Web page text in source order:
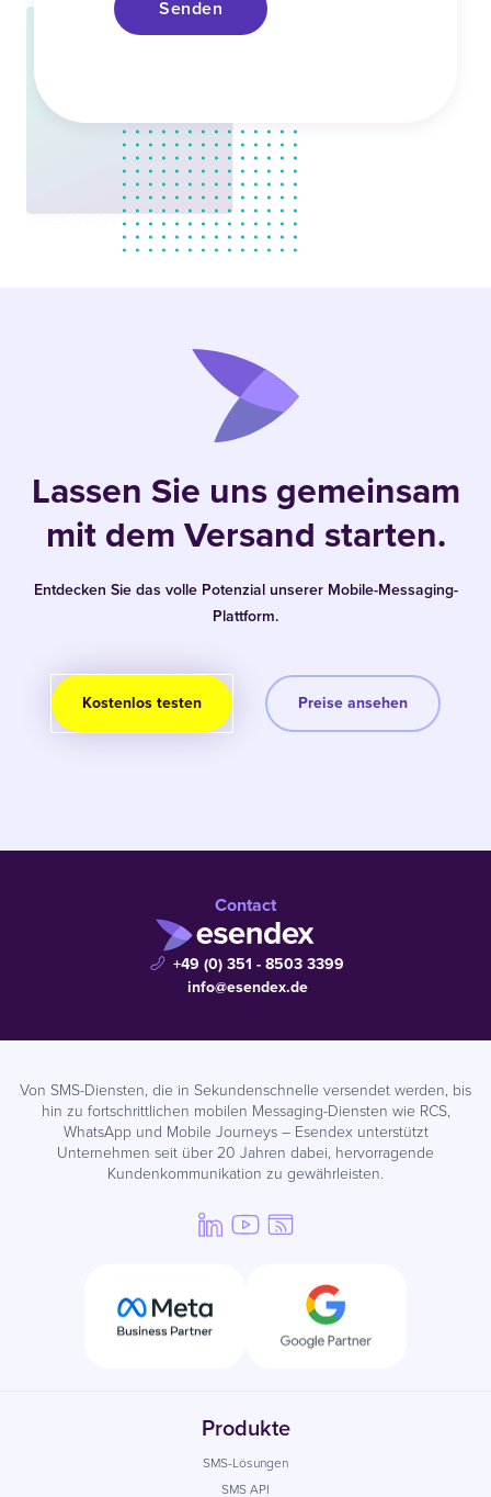
Senden
Lassen Sie uns gemeinsam
mit dem Versand starten.
Entdecken Sie das volle Potenzial unserer Mobile-Messaging-
Plattform.
Kostenlos testen Preise ansehen
Contact
+49 (0) 351 - 8503 3399
info@esendex.de
Von SMS-Diensten, die in Sekundenschnelle versendet werden, bis
hin zu fortschrittlichen mobilen Messaging-Diensten wie RCS,
WhatsApp und Mobile Journeys – Esendex unterstützt
Unternehmen seit über 20 Jahren dabei, hervorragende
Kundenkommunikation zu gewährleisten.
Produkte
SMS-Lösungen
SMS API